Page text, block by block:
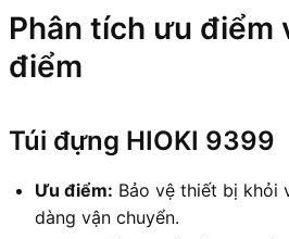
Phân tích ưu điểm
điểm
Túi đựng HIOKI 9399
Ưu điểm: Bảo vệ thiết bị khỏi
dàng vận chuyển.